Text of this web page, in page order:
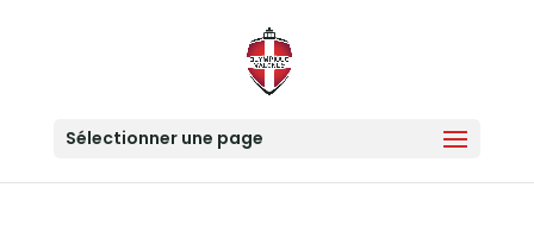
Sélectionner une page